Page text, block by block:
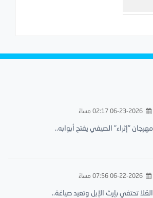
06-23-2026 02:17 مساءً
مهرجان "إثراء" الصيفي يفتح أبوابه..
06-22-2026 07:56 مساءً
العُلا تحتفي بإرث الإبل وتعيد صياغة..